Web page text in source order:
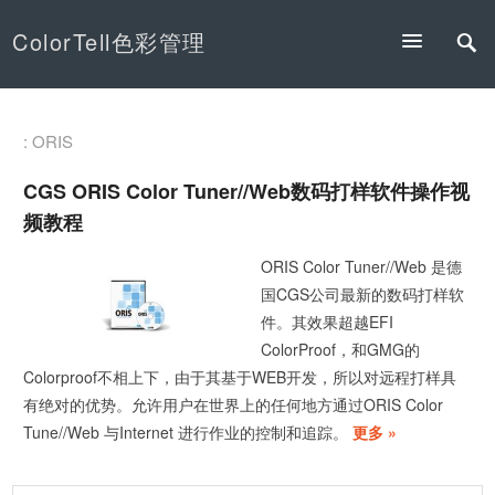
ColorTell色彩管理
: ORIS
CGS ORIS Color Tuner//Web数码打样软件操作视
频教程
ORIS Color Tuner//Web 是德
国CGS公司最新的数码打样软
件。其效果超越EFI
ColorProof，和GMG的
Colorproof不相上下，由于其基于WEB开发，所以对远程打样具
有绝对的优势。允许用户在世界上的任何地方通过ORIS Color
Tune//Web 与Internet 进行作业的控制和追踪。
更多 »